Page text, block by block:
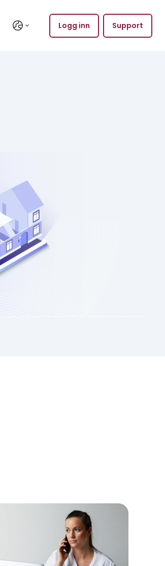
Support
Logg inn